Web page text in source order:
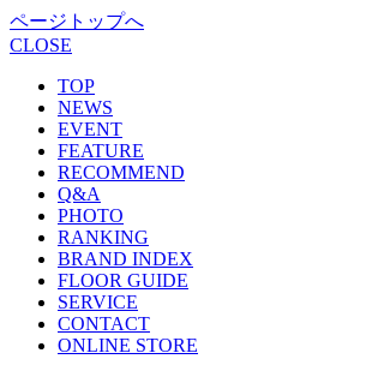
ページトップへ
CLOSE
TOP
NEWS
EVENT
FEATURE
RECOMMEND
Q&A
PHOTO
RANKING
BRAND INDEX
FLOOR GUIDE
SERVICE
CONTACT
ONLINE STORE